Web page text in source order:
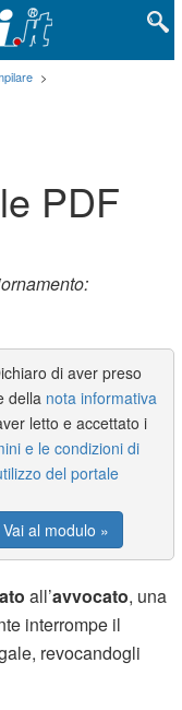
>
PDF
di aver preso
della nota informativa
letto e accettato i
e le condizioni di
del portale
Vai al modulo »
all’avvocato, una
interrompe il
revocandogli